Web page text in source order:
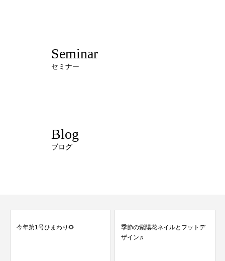
Seminar
セミナー
Blog
ブログ
今年第1号ひまわり🌻
季節の紫陽花ネイルとフットデ
ザイン♬